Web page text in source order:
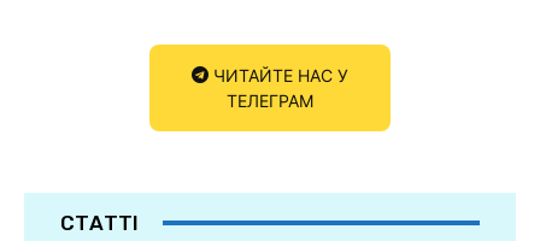
ЧИТАЙТЕ НАС У
ТЕЛЕГРАМ
СТАТТІ